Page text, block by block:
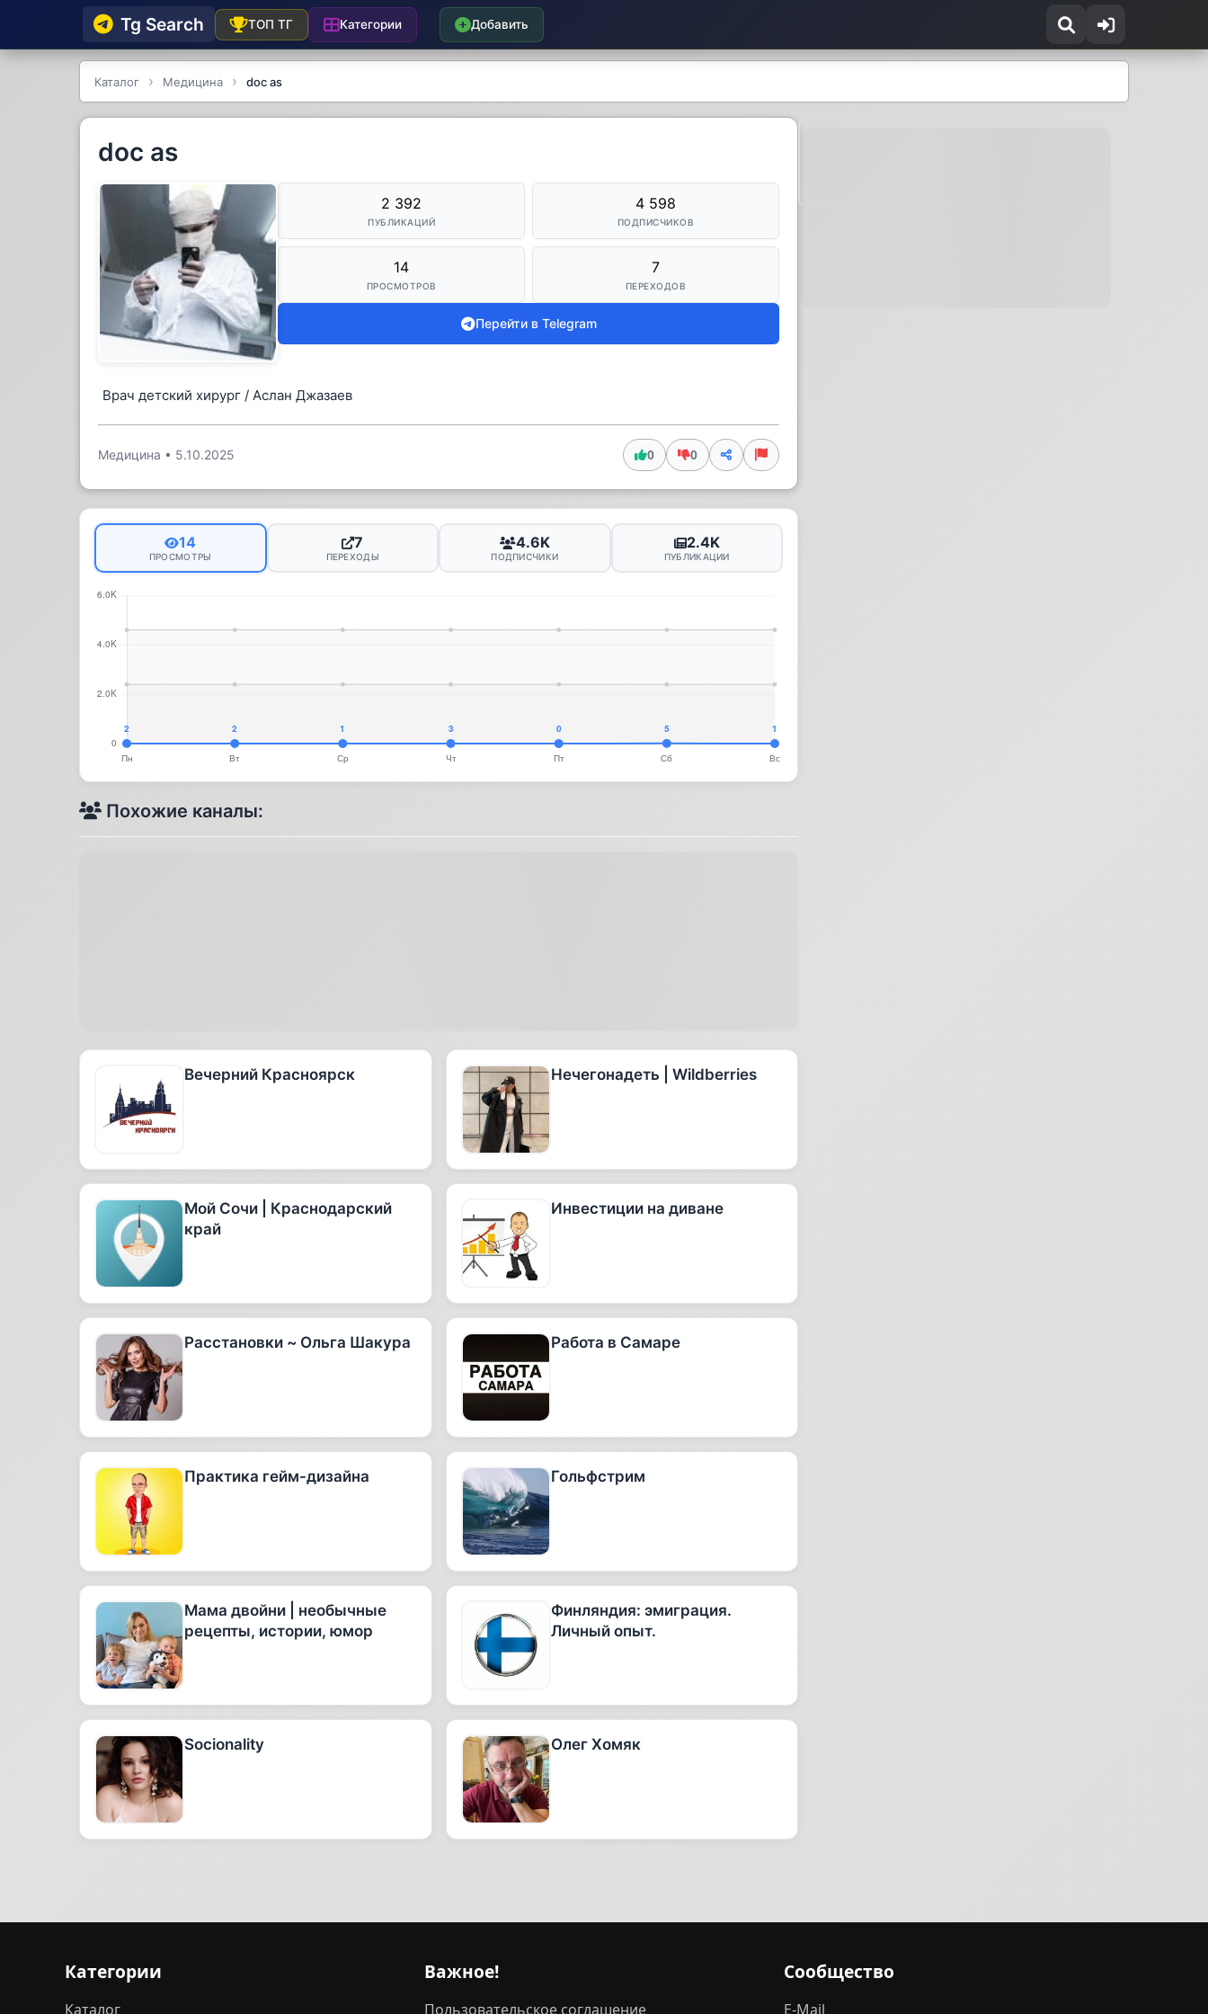
Tg Searсh ТОП ТГ Категории Добавить
Каталог Медицина doc as
doc as
2 392
ПУБЛИКАЦИЙ
4 598
ПОДПИСЧИКОВ
14
ПРОСМОТРОВ
7
ПЕРЕХОДОВ
Перейти в Telegram
Врач детский хирург / Аслан Джазаев
Медицина • 5.10.2025 0 0
14
ПРОСМОТРЫ
7
ПЕРЕХОДЫ
4.6K
ПОДПИСЧИКИ
2.4K
ПУБЛИКАЦИИ
Похожие каналы:
Вечерний Красноярск Нечегонадеть | Wildberries
Мой Сочи | Краснодарский
край
Инвестиции на диване
Расстановки ~ Ольга Шакура Работа в Самаре
Практика гейм-дизайна Гольфстрим
Мама двойни | необычные
рецепты, истории, юмор
Финляндия: эмиграция.
Личный опыт.
Socionality Олег Хомяк
Категории
Каталог
Важное!
Пользовательское соглашение
Сообщество
E-Mail